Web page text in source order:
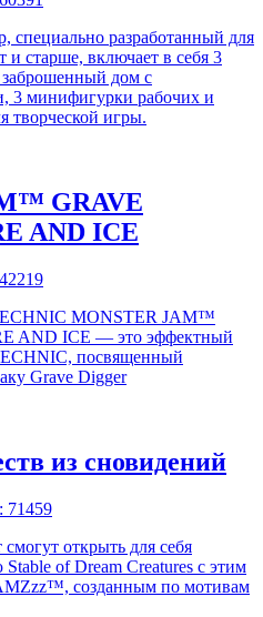
специально разработанный для
и старше, включает в себя 3
дом с
3 минифигурки рабочих и
творческой игры.
GRAVE
AND ICE
MONSTER JAM™
AND ICE — это эффектный
посвященный
Grave Digger
из сновидений
71459
смогут открыть для себя
of Dream Creatures с этим
созданным по мотивам